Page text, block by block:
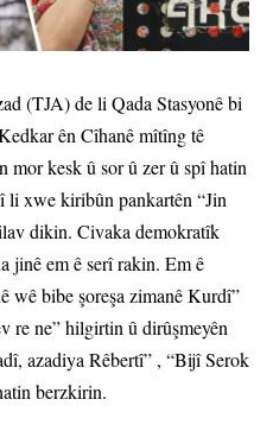
(TJA) de li Qada Stasyonê bi
ên Cîhanê mîtîng tê
kesk û sor û zer û spî hatin
xwe kiribûn pankartên “Jin
dikin. Civaka demokratîk
jinê em ê serî rakin. Em ê
wê bibe şoreşa zimanê Kurdî”
re ne” hilgirtin û dirûşmeyên
azadiya Rêbertî” , “Bijî Serok
berzkirin.